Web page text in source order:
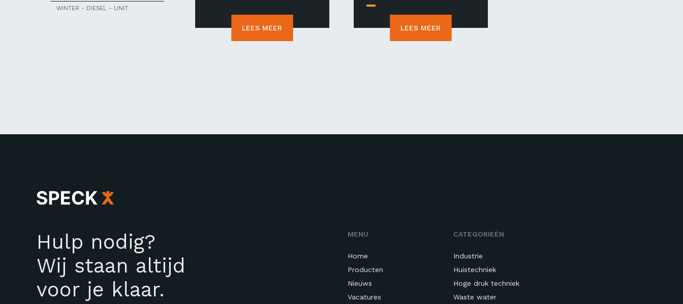
WINTER - DIESEL - UNIT
LEES MEER LEES MEER
Hulp nodig?
Wij staan altijd
voor je klaar.
MENU
Home
Producten
Nieuws
Vacatures
CATEGORIEËN
Industrie
Huistechniek
Hoge druk techniek
Waste water